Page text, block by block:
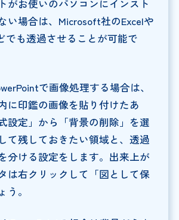
がお使いのパソコンにインスト
い場合は、Microsoft社のExcelや
でも透過させることが可能で
で画像処理する場合は、
に印鑑の画像を貼り付けたあ
設定」から「背景の削除」を選
て残しておきたい領域と、透過
分ける設定をします。出来上が
は右クリックして「図として保
。